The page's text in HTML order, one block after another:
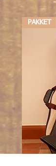
PAKKET